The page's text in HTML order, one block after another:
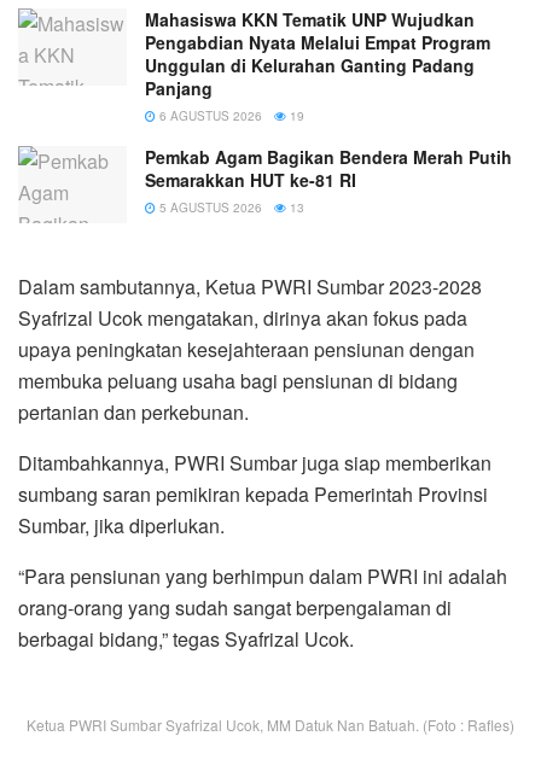
Mahasiswa KKN Tematik UNP Wujudkan
Pengabdian Nyata Melalui Empat Program
Unggulan di Kelurahan Ganting Padang
Panjang
6 AGUSTUS 2026 19
Pemkab Agam Bagikan Bendera Merah Putih
Semarakkan HUT ke-81 RI
5 AGUSTUS 2026 13
Dalam sambutannya, Ketua PWRI Sumbar 2023-2028
Syafrizal Ucok mengatakan, dirinya akan fokus pada
upaya peningkatan kesejahteraan pensiunan dengan
membuka peluang usaha bagi pensiunan di bidang
pertanian dan perkebunan.
Ditambahkannya, PWRI Sumbar juga siap memberikan
sumbang saran pemikiran kepada Pemerintah Provinsi
Sumbar, jika diperlukan.
“Para pensiunan yang berhimpun dalam PWRI ini adalah
orang-orang yang sudah sangat berpengalaman di
berbagai bidang,” tegas Syafrizal Ucok.
Ketua PWRI Sumbar Syafrizal Ucok, MM Datuk Nan Batuah. (Foto : Rafles)